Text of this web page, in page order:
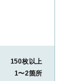
150枚以上
1〜2箇所